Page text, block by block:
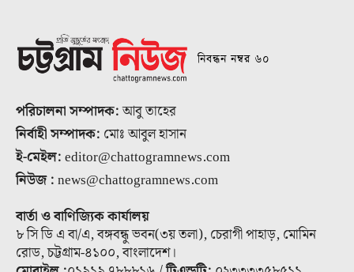
নিবন্ধন নম্বর ৬০
পরিচালনা সম্পাদক:আবু তাহের
নির্বাহী সম্পাদক: মোঃ আবুল হাসান
ই-মেইল:editor@chattogramnews.com
নিউজ :news@chattogramnews.com
বার্তা ও বাণিজ্যিক কার্যালয়
৮ সি ডি এ বা/এ, বঙ্গবন্ধু ভবন(৩য় তলা), চেরাগী পাহাড়, মোমিন
রোড, চট্টগ্রাম-৪১০০, বাংলাদেশ।